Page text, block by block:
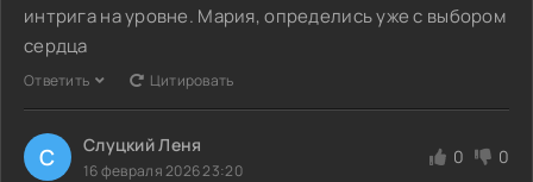
интрига на уровне. Мария, определись уже с выбором
сердца
Ответить Цитировать
С Слуцкий Леня
16 февраля 2026 23:20
0 0